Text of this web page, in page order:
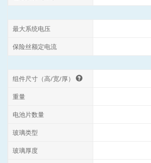
最大系统电压
保险丝额定电流
组件尺寸（高/宽/厚）
重量
电池片数量
玻璃类型
玻璃厚度